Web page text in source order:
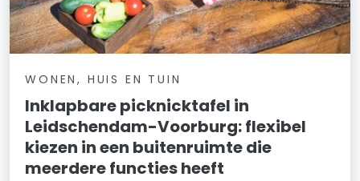
WONEN, HUIS EN TUIN
Inklapbare picknicktafel in
Leidschendam-Voorburg: flexibel
kiezen in een buitenruimte die
meerdere functies heeft